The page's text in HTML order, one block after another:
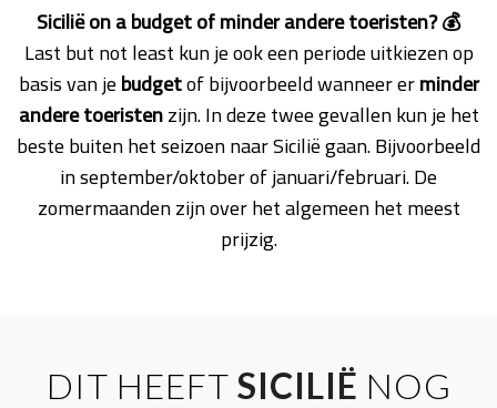
Sicilië on a budget of minder andere toeristen? 💰
Last but not least kun je ook een periode uitkiezen op
basis van jebudgetof bijvoorbeeld wanneer erminder
andere toeristenzijn. In deze twee gevallen kun je het
beste buiten het seizoen naar Sicilië gaan. Bijvoorbeeld
in september/oktober of januari/februari. De
zomermaanden zijn over het algemeen het meest
prijzig.
DIT HEEFT SICILIË NOG